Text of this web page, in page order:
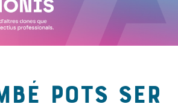
POTS SER